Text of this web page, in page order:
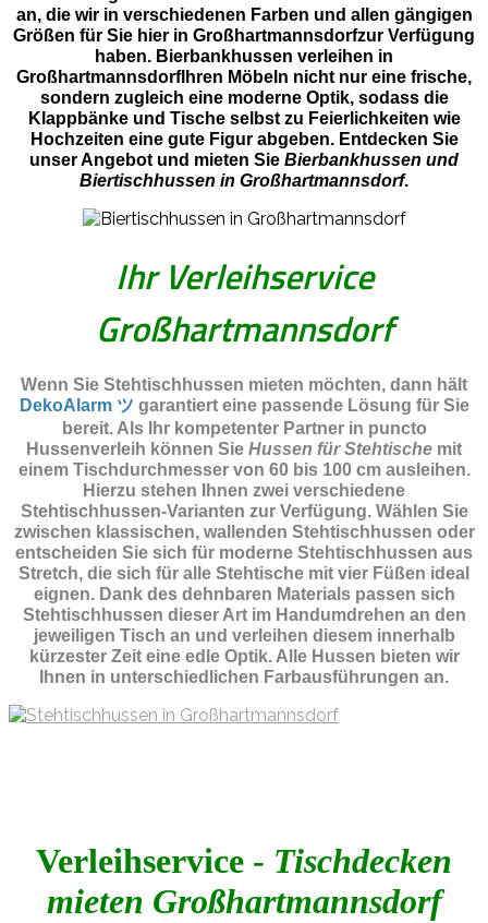
an, die wir in verschiedenen Farben und allen gängigen
Größen für Sie hier in Großhartmannsdorfzur Verfügung
haben. Bierbankhussen verleihen in
GroßhartmannsdorfIhren Möbeln nicht nur eine frische,
sondern zugleich eine moderne Optik, sodass die
Klappbänke und Tische selbst zu Feierlichkeiten wie
Hochzeiten eine gute Figur abgeben. Entdecken Sie
unser Angebot und mieten Sie Bierbankhussen und
Biertischhussen in Großhartmannsdorf.
Ihr Verleihservice
Großhartmannsdorf
Wenn Sie Stehtischhussen mieten möchten, dann hält
DekoAlarm ツ garantiert eine passende Lösung für Sie
bereit. Als Ihr kompetenter Partner in puncto
Hussenverleih können Sie Hussen für Stehtische mit
einem Tischdurchmesser von 60 bis 100 cm ausleihen.
Hierzu stehen Ihnen zwei verschiedene
Stehtischhussen-Varianten zur Verfügung. Wählen Sie
zwischen klassischen, wallenden Stehtischhussen oder
entscheiden Sie sich für moderne Stehtischhussen aus
Stretch, die sich für alle Stehtische mit vier Füßen ideal
eignen. Dank des dehnbaren Materials passen sich
Stehtischhussen dieser Art im Handumdrehen an den
jeweiligen Tisch an und verleihen diesem innerhalb
kürzester Zeit eine edle Optik. Alle Hussen bieten wir
Ihnen in unterschiedlichen Farbausführungen an.
Verleihservice - Tischdecken
mieten Großhartmannsdorf